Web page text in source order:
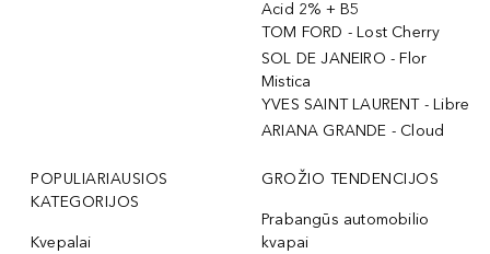
Acid 2% + B5
TOM FORD - Lost Cherry
SOL DE JANEIRO - Flor
Mistica
YVES SAINT LAURENT - Libre
ARIANA GRANDE - Cloud
POPULIARIAUSIOS
KATEGORIJOS
Kvepalai
GROŽIO TENDENCIJOS
Prabangūs automobilio
kvapai